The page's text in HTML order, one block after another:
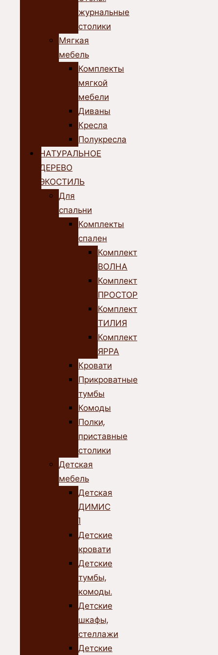
журнальные
столики
Мягкая
мебель
Комплекты
мягкой
мебели
Диваны
Кресла
Полукресла
НАТУРАЛЬНОЕ
ДЕРЕВО
ЭКОСТИЛЬ
Для
спальни
Комплекты
спален
Комплект
ВОЛНА
Комплект
ПРОСТОР
Комплект
ТИЛИЯ
Комплект
ЯРРА
Кровати
Прикроватные
тумбы
Комоды
Полки,
приставные
столики
Детская
мебель
Детская
ДИМИС
1
Детские
кровати
Детские
тумбы,
комоды.
Детские
шкафы,
стеллажи
Детские